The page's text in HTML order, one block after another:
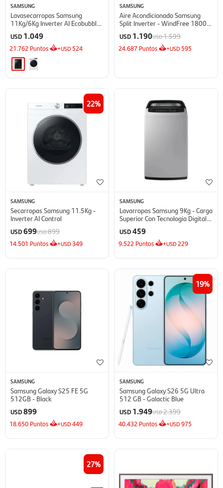
SAMSUNG
Lavasecarropas Samsung
11Kg/6Kg Inverter AI Ecobubble
- Inox
USD 1.049
21.762 Puntos +USD 524
SAMSUNG
Aire Acondicionado Samsung
Split Inverter - WindFree 18000
BTU
USD 1.190USD1.599
24.687 Puntos +USD 595
22
SAMSUNG
Secarropas Samsung 11.5Kg -
Inverter AI Control
USD699USD899
14.501 Puntos +USD 349
SAMSUNG
Lavarropas Samsung 9Kg - Carga
Superior Con Tecnología Digital
Inverter
USD459
9.522 Puntos +USD 229
SAMSUNG
Samsung Galaxy S25 FE 5G
512GB - Black
USD899
18.650 Puntos +USD449
19
SAMSUNG
Samsung Galaxy S26 5G Ultra
512 GB - Galactic Blue
USD 1.949USD2.399
40.432 Puntos +USD975
27